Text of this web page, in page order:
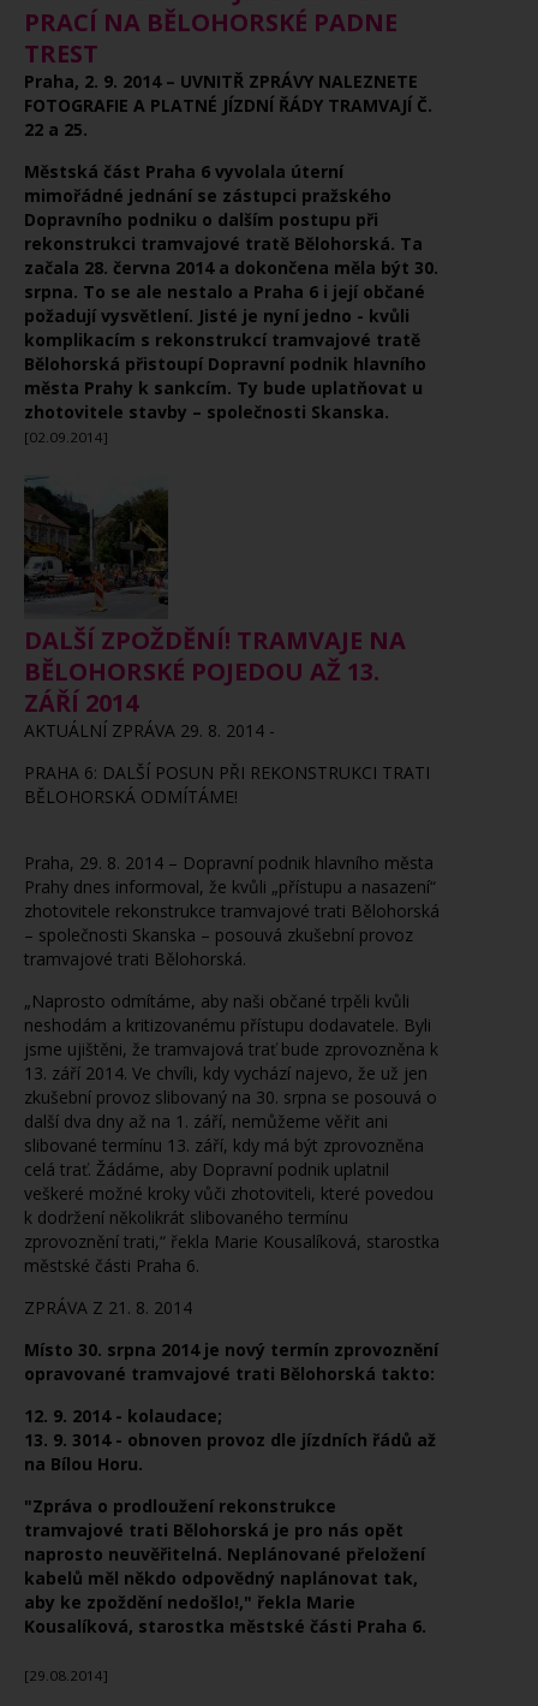
PRACÍ NA BĚLOHORSKÉ PADNE
TREST
Praha, 2. 9. 2014 – UVNITŘ ZPRÁVY NALEZNETE
FOTOGRAFIE A PLATNÉ JÍZDNÍ ŘÁDY TRAMVAJÍ Č.
22 a 25.
Městská část Praha 6 vyvolala úterní
mimořádné jednání se zástupci pražského
Dopravního podniku o dalším postupu při
rekonstrukci tramvajové tratě Bělohorská. Ta
začala 28. června 2014 a dokončena měla být 30.
srpna. To se ale nestalo a Praha 6 i její občané
požadují vysvětlení. Jisté je nyní jedno - kvůli
komplikacím s rekonstrukcí tramvajové tratě
Bělohorská přistoupí Dopravní podnik hlavního
města Prahy k sankcím. Ty bude uplatňovat u
zhotovitele stavby – společnosti Skanska.
[02.09.2014]
DALŠÍ ZPOŽDĚNÍ! TRAMVAJE NA
BĚLOHORSKÉ POJEDOU AŽ 13.
ZÁŘÍ 2014
AKTUÁLNÍ ZPRÁVA 29. 8. 2014 -
PRAHA 6: DALŠÍ POSUN PŘI REKONSTRUKCI TRATI
BĚLOHORSKÁ ODMÍTÁME!
Praha, 29. 8. 2014 – Dopravní podnik hlavního města
Prahy dnes informoval, že kvůli „přístupu a nasazení“
zhotovitele rekonstrukce tramvajové trati Bělohorská
– společnosti Skanska – posouvá zkušební provoz
tramvajové trati Bělohorská.
„Naprosto odmítáme, aby naši občané trpěli kvůli
neshodám a kritizovanému přístupu dodavatele. Byli
jsme ujištěni, že tramvajová trať bude zprovozněna k
13. září 2014. Ve chvíli, kdy vychází najevo, že už jen
zkušební provoz slibovaný na 30. srpna se posouvá o
další dva dny až na 1. září, nemůžeme věřit ani
slibované termínu 13. září, kdy má být zprovozněna
celá trať. Žádáme, aby Dopravní podnik uplatnil
veškeré možné kroky vůči zhotoviteli, které povedou
k dodržení několikrát slibovaného termínu
zprovoznění trati,“ řekla Marie Kousalíková, starostka
městské části Praha 6.
ZPRÁVA Z 21. 8. 2014
Místo 30. srpna 2014 je nový termín zprovoznění
opravované tramvajové trati Bělohorská takto:
12. 9. 2014 - kolaudace;
13. 9. 3014 - obnoven provoz dle jízdních řádů až
na Bílou Horu.
"Zpráva o prodloužení rekonstrukce
tramvajové trati Bělohorská je pro nás opět
naprosto neuvěřitelná. Neplánované přeložení
kabelů měl někdo odpovědný naplánovat tak,
aby ke zpoždění nedošlo!," řekla Marie
Kousalíková, starostka městské části Praha 6.
[29.08.2014]